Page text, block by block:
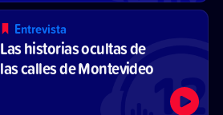
Entrevista
Las historias ocultas de
las calles de Montevideo